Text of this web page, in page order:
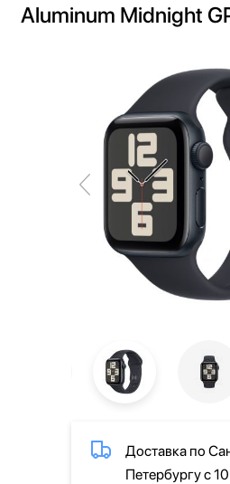
Aluminum Midnight
Доставка по
Петербургу с